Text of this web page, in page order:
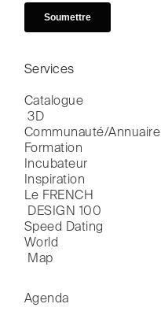
Services
Catalogue
3D
Communauté/Annuaire
Formation
Incubateur
Inspiration
Le FRENCH
DESIGN 100
Speed Dating
World
Map
Agenda